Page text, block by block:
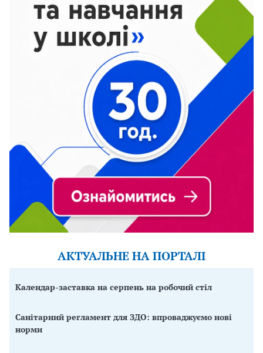
АКТУАЛЬНЕ НА ПОРТАЛІ
Календар-заставка на серпень на робочий стіл
Санітарний регламент для ЗДО: впроваджуємо нові
норми